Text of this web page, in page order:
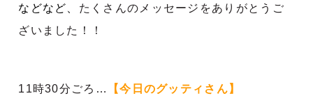
などなど、 たくさんのメッセージをありがとうご
ざいました！！
11時30分ごろ… 【今日のグッティさん】